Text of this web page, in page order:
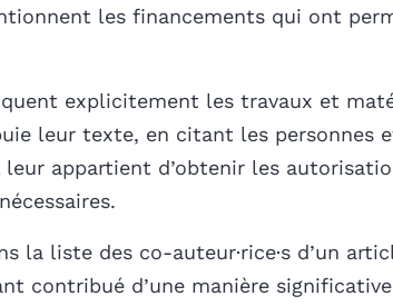
les financements qui ont
explicitement les travaux et
leur texte, en citant les personnes
appartient d’obtenir les
la liste des co-auteur·rice·s d’un
contribué d’une manière